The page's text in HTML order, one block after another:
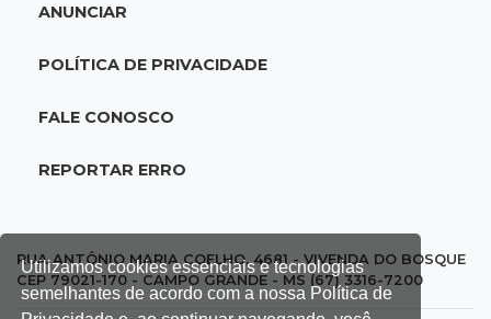
Utilizamos cookies essenciais e tecnologias
semelhantes de acordo com a nossa Política de
adolescente atropelada no Amazonas
18:15 Nubank Parque
Palmeiras e Inter ficam no 0 a 0 pela 22ª
1% da população de pets na Capital
17:32 Arena Fonte Nova
ANUNCIAR
POLÍTICA DE PRIVACIDADE
FALE CONOSCO
REPORTAR ERRO
RUA ANTÔNIO MARIA COELHO, 4681 - VIVENDA DO BOSQUE
CEP 79021-170 - CAMPO GRANDE - MS (67) 3316-7200